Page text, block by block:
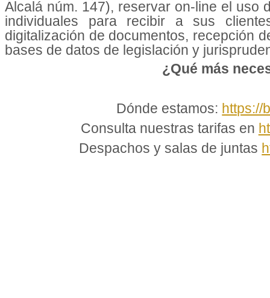
Alcalá núm. 147), reservar on-line el uso
individuales para recibir a sus
digitalización de documentos, recepción
bases de datos de legislación y
¿Qué más
Dónde estamos: https://
Consulta nuestras tarifas en
Despachos y salas de juntas